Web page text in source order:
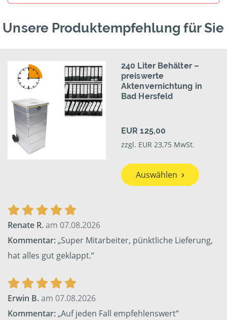
Unsere Produktempfehlung für Sie
240 Liter Behälter –
preiswerte
Aktenvernichtung in
Bad Hersfeld
EUR 125,00
zzgl. EUR 23,75 MwSt.
Auswählen
Renate R.am 07.08.2026
Kommentar:„Super Mitarbeiter, pünktliche Lieferung,
hat alles gut geklappt.“
Erwin B.am 07.08.2026
Kommentar:„Auf jeden Fall empfehlenswert“